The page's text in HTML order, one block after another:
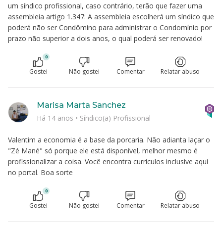
um síndico profissional, caso contrário, terão que fazer uma
assembleia artigo 1.347: A assembleia escolherá um síndico que
poderá não ser Condômino para administrar o Condomínio por
prazo não superior a dois anos, o qual poderá ser renovado!
0
Gostei Não gostei Comentar Relatar abuso
Valentim a economia é a base da porcaria. Não adianta laçar o
"Zé Mané" só porque ele está disponível, melhor mesmo é
profissionalizar a coisa. Você encontra curriculos inclusive aqui
no portal. Boa sorte
Marisa Marta Sanchez
Há 14 anos • Síndico(a) Profissional
0
Gostei Não gostei Comentar Relatar abuso